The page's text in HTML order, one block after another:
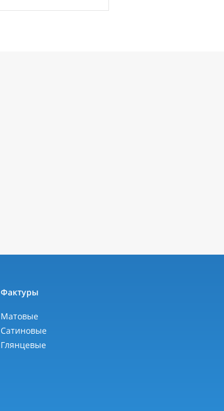
Фактуры
Матовые
Сатиновые
Глянцевые